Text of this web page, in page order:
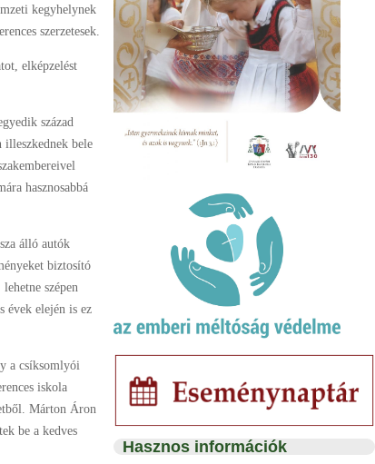
kegyhelynek
szerzetesek.
elképzelést
század
bele
hasznosabbá
álló autók
biztosító
szépen
évek elején is ez
a csíksomlyói
iskola
Márton Áron
be a kedves
Hasznos információk